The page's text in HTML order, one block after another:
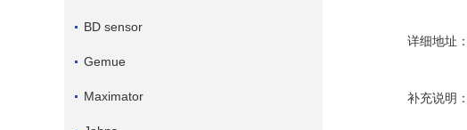
BD sensor
Gemue
Maximator
详细地址：
补充说明：